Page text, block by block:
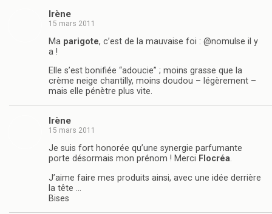
Irène
15 mars 2011
Ma parigote, c’est de la mauvaise foi : @nomulse il y
a !
Elle s’est bonifiée “adoucie” ; moins grasse que la
crème neige chantilly, moins doudou – légèrement –
mais elle pénètre plus vite.
Irène
15 mars 2011
Je suis fort honorée qu’une synergie parfumante
porte désormais mon prénom ! Merci Flocréa.
J’aime faire mes produits ainsi, avec une idée derrière
la tête …
Bises